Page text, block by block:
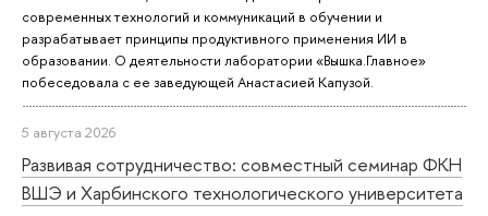
современных технологий и коммуникаций в обучении и
разрабатывает принципы продуктивного применения ИИ в
образовании. О деятельности лаборатории «Вышка.Главное»
побеседовала с ее заведующей Анастасией Капузой.
5 августа 2026
Развивая сотрудничество: совместный семинар ФКН
ВШЭ и Харбинского технологического университета